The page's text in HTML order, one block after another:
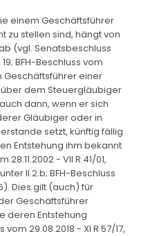
einem Geschäftsführer
zu stellen sind, hängt von
(vgl. Senatsbeschluss
BFH-Beschluss vom
Geschäftsführer einer
dem Steuergläubiger
dann, wenn er sich
Gläubiger oder in
setzt, künftig fällig
Entstehung ihm bekannt
- VII R 41/01,
II.2.b; BFH-Beschluss
Dies gilt (auch) für
Geschäftsführer
deren Entstehung
29.08.2018 - XI R 57/17,